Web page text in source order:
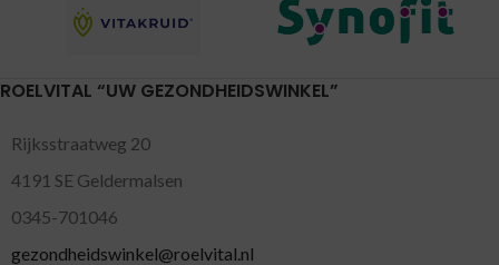
ROELVITAL “UW GEZONDHEIDSWINKEL”
Rijksstraatweg 20
4191 SE Geldermalsen
0345-701046
gezondheidswinkel@roelvital.nl